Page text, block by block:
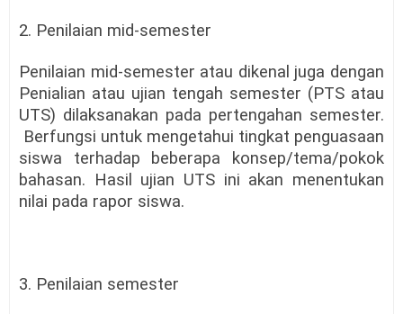
2. Penilaian mid-semester
Penilaian mid-semester atau dikenal juga dengan
Penialian atau ujian tengah semester (PTS atau
UTS) dilaksanakan pada pertengahan semester.
Berfungsi untuk mengetahui tingkat penguasaan
siswa terhadap beberapa konsep/tema/pokok
bahasan. Hasil ujian UTS ini akan menentukan
nilai pada rapor siswa.
3. Penilaian semester